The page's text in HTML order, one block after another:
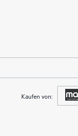
Kaufen von: